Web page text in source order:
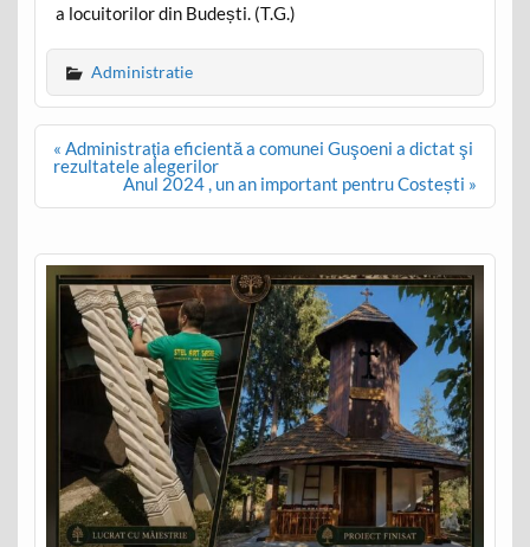
a locuitorilor din Budești. (T.G.)
Administratie
Post
navigation
« Administraţia eficientă a comunei Guşoeni a dictat şi
rezultatele alegerilor
Anul 2024 , un an important pentru Costești »